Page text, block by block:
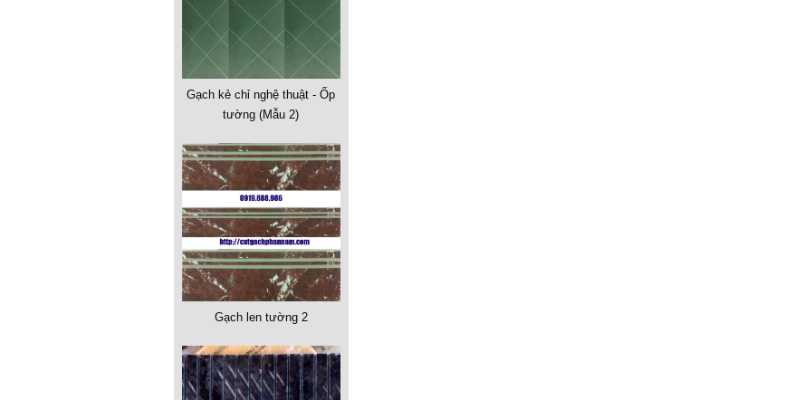
Gạch kẻ chỉ nghệ thuật - Ốp
tường (Mẫu 2)
Gạch len tường 2